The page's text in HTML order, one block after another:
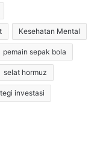
Kesehatan Mental
pemain sepak bola
selat hormuz
investasi